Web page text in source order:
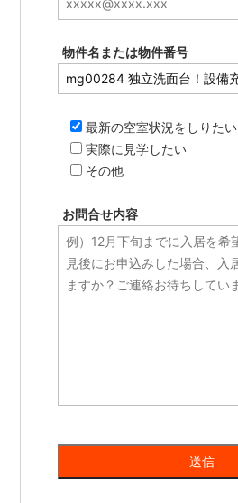
物件名または物件番号
最新の空室状況をしりたい
実際に見学したい
その他
お問合せ内容